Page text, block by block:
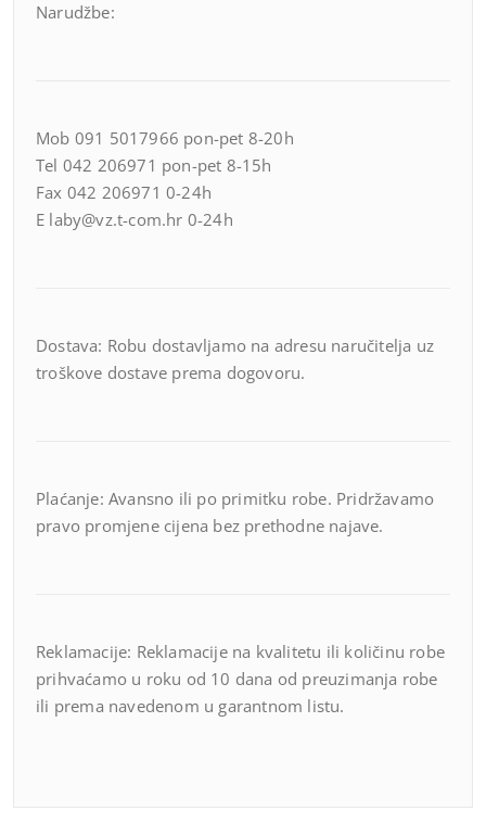
Narudžbe:
Mob 091 5017966 pon-pet 8-20h
Tel 042 206971 pon-pet 8-15h
Fax 042 206971 0-24h
E laby@vz.t-com.hr 0-24h
Dostava: Robu dostavljamo na adresu naručitelja uz
troškove dostave prema dogovoru.
Plaćanje: Avansno ili po primitku robe. Pridržavamo
pravo promjene cijena bez prethodne najave.
Reklamacije: Reklamacije na kvalitetu ili količinu robe
prihvaćamo u roku od 10 dana od preuzimanja robe
ili prema navedenom u garantnom listu.